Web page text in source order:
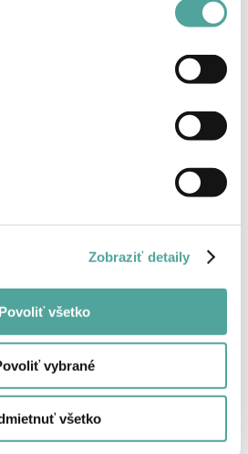
Zobraziť detaily
Povoliť všetko
vybrané
všetko